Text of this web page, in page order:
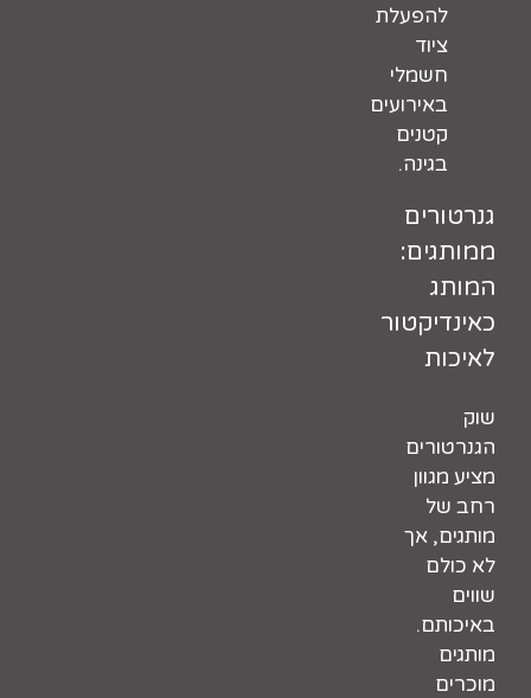
להפעלת
ציוד
חשמלי
באירועים
קטנים
בגינה.
גנרטורים
ממותגים:
המותג
כאינדיקטור
לאיכות
שוק
הגנרטורים
מציע מגוון
רחב של
מותגים, אך
לא כולם
שווים
באיכותם.
מותגים
מוכרים